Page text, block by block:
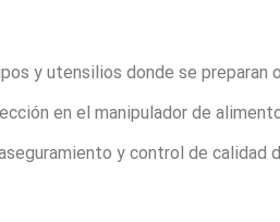
y utensilios donde se preparan
en el manipulador de
y control de calidad